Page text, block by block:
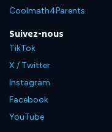
Coolmath4Parents
Suivez-nous
TikTok
X / Twitter
Instagram
Facebook
YouTube